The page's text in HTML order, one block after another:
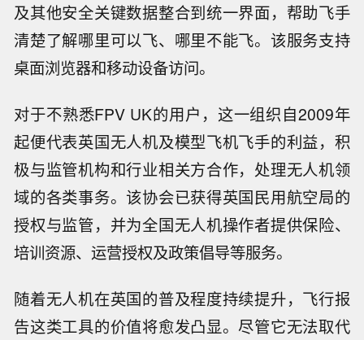
及其他安全关键数据整合到统一界面，帮助飞手
清楚了解哪里可以飞、哪里不能飞。该服务支持
桌面浏览器和移动设备访问。
对于不熟悉FPV UK的用户，这一组织自2009年
起便代表英国无人机及模型飞机飞手的利益，积
极与监管机构和行业相关方合作，处理无人机领
域的各类事务。该协会已获得英国民用航空局的
授权与监管，并为全国无人机操作者提供保险、
培训资源、运营授权及政策倡导等服务。
随着无人机在英国的普及程度持续提升，飞行报
告这类工具的价值将愈发凸显。尽管它无法取代